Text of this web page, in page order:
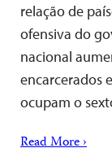
relação de
ofensiva do
nacional
encarcerados
ocupam o
Read More ›